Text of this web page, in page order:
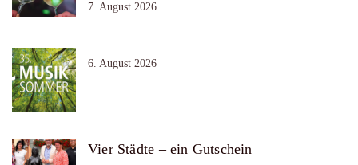
7. August 2026
6. August 2026
Vier Städte – ein Gutschein